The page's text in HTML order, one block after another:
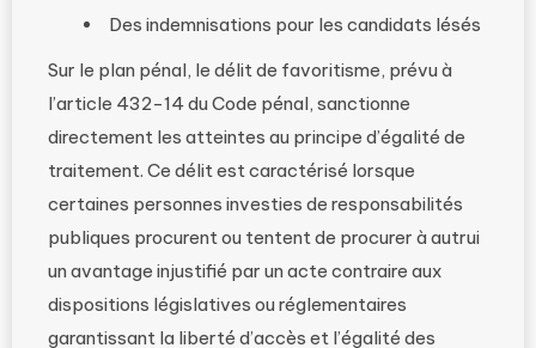
Des indemnisations pour les candidats lésés
Sur le plan pénal, le délit de favoritisme, prévu à
l’article 432-14 du Code pénal, sanctionne
directement les atteintes au principe d’égalité de
traitement. Ce délit est caractérisé lorsque
certaines personnes investies de responsabilités
publiques procurent ou tentent de procurer à autrui
un avantage injustifié par un acte contraire aux
dispositions législatives ou réglementaires
garantissant la liberté d’accès et l’égalité des